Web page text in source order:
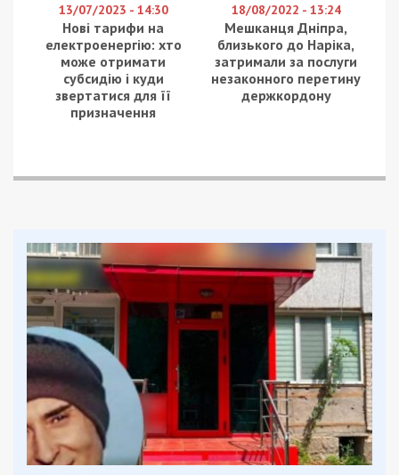
13/07/2023 - 14:30
Нові тарифи на
електроенергію: хто
може отримати
субсидію і куди
звертатися для її
призначення
18/08/2022 - 13:24
Мешканця Дніпра,
близького до Наріка,
затримали за послуги
незаконного перетину
держкордону